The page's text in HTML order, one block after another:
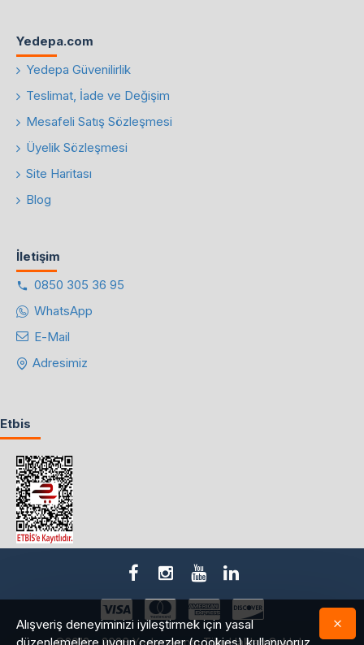
Alışveriş deneyiminizi iyileştirmek için yasal
Yedepa.com
Yedepa Güvenilirlik
Teslimat, İade ve Değişim
Mesafeli Satış Sözleşmesi
Üyelik Sözleşmesi
Site Haritası
Blog
İletişim
0850 305 36 95
WhatsApp
E-Mail
Adresimiz
Etbis